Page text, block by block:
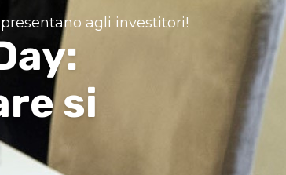
agli investitori!
si